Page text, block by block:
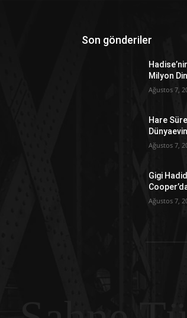
Son gönderiler
Milyon
Ağustos 7,
Hare
Ağustos 7,
Gigi
Ağustos 7,